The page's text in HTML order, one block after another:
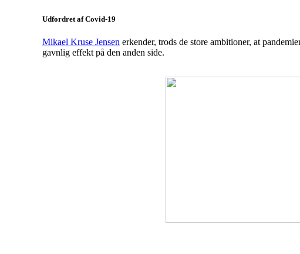
Udfordret af Covid-19
Mikael Kruse Jensen erkender, trods de store ambitioner, at
gavnlig effekt på den anden side.